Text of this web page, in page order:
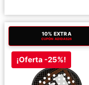
10% EXTRA
CUPÓN: ADIDAS26
¡Oferta -25%!